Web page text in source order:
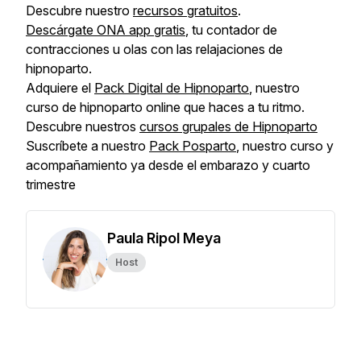
Descubre nuestro recursos gratuitos.
Descárgate ONA app gratis, tu contador de
contracciones u olas con las relajaciones de
hipnoparto.
Adquiere el Pack Digital de Hipnoparto, nuestro
curso de hipnoparto online que haces a tu ritmo.
Descubre nuestros cursos grupales de Hipnoparto
Suscríbete a nuestro Pack Posparto, nuestro curso y
acompañamiento ya desde el embarazo y cuarto
trimestre
Paula Ripol Meya
Host